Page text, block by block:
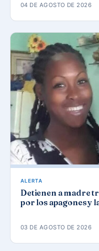
04 DE AGOSTO DE 2026
ALERTA
Detienen a madre
por los apagones y
03 DE AGOSTO DE 2026